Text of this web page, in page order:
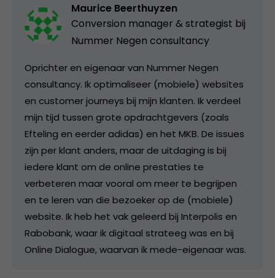
Maurice Beerthuyzen
Conversion manager & strategist bij
Nummer Negen consultancy
Oprichter en eigenaar van Nummer Negen
consultancy. Ik optimaliseer (mobiele) websites
en customer journeys bij mijn klanten. Ik verdeel
mijn tijd tussen grote opdrachtgevers (zoals
Efteling en eerder adidas) en het MKB. De issues
zijn per klant anders, maar de uitdaging is bij
iedere klant om de online prestaties te
verbeteren maar vooral om meer te begrijpen
en te leren van die bezoeker op de (mobiele)
website. Ik heb het vak geleerd bij Interpolis en
Rabobank, waar ik digitaal strateeg was en bij
Online Dialogue, waarvan ik mede-eigenaar was.